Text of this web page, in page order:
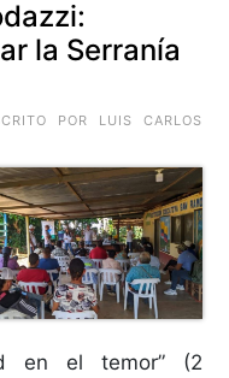
la Serranía
POR
LUIS CARLOS
en el temor” (2